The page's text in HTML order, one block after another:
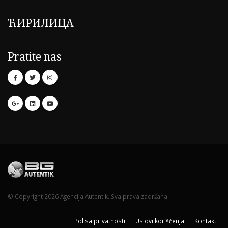
ЋИРИЛИЦА
Pratite nas
© Copyright 2026 Agencija Autentik. Sva prava zadržana.
Polisa privatnosti Uslovi korišćenja Kontakt